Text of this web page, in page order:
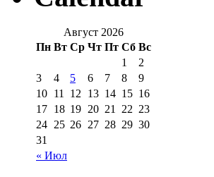
Август 2026
Пн Вт Ср Чт Пт Сб Вс
« Июл
1
2
3
4 5 6 7 8
9
10 11 12 13 14 15 16
17 18 19 20 21 22 23
24 25 26 27 28 29 30
31